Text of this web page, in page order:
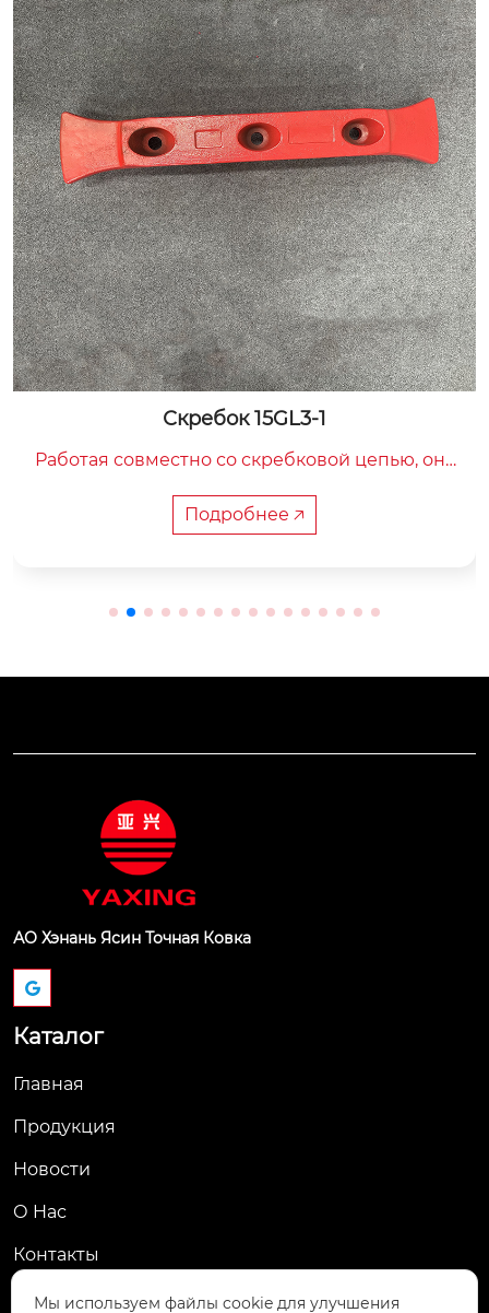
Скребок 15GL3-1
Работая совместно со скребковой цепью, она
подземных материалов, таких как уголь и пуст
ая порода, обеспечивая непрерывную горизо
Подробнее 🡥
АО Хэнань Ясин Точная Ковка
Каталог
Главная
Продукция
Новости
О Hас
Контакты
Контакты
Мы используем файлы cookie для улучшения